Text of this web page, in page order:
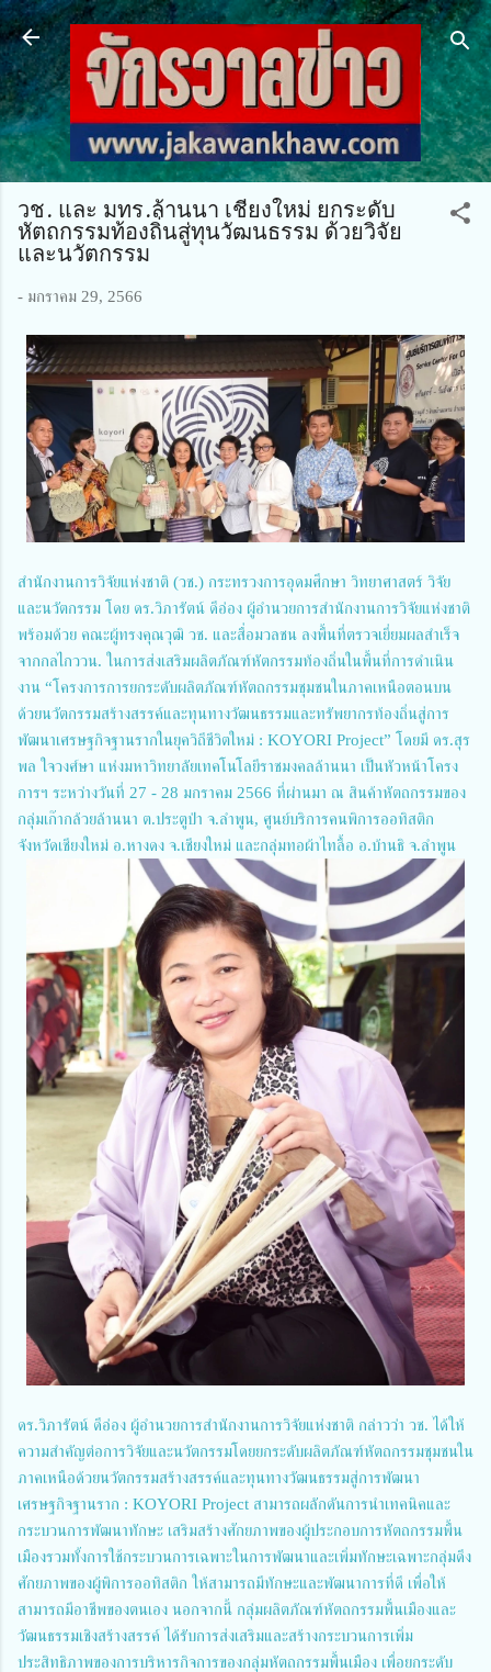
ข้ามไปที่เนื้อหาหลัก
วช. และ มทร.ล้านนา เชียงใหม่ ยกระดับ
หัตถกรรมท้องถิ่นสู่ทุนวัฒนธรรม ด้วยวิจัย
และนวัตกรรม
- มกราคม 29, 2566
สำนักงานการวิจัยแห่งชาติ (วช.) กระทรวงการอุดมศึกษา วิทยาศาสตร์ วิจัย
และนวัตกรรม โดย ดร.วิภารัตน์ ดีอ่อง ผู้อำนวยการสำนักงานการวิจัยแห่งชาติ
พร้อมด้วย คณะผู้ทรงคุณวุฒิ วช. และสื่อมวลชน ลงพื้นที่ตรวจเยี่ยมผลสำเร็จ
จากกลไกววน. ในการส่งเสริมผลิตภัณฑ์หัตกรรมท้องถิ่นในพื้นที่การดำเนิน
งาน “โครงการการยกระดับผลิตภัณฑ์หัตถกรรมชุมชนในภาคเหนือตอนบน
ด้วยนวัตกรรมสร้างสรรค์และทุนทางวัฒนธรรมและทรัพยากรท้องถิ่นสู่การ
พัฒนาเศรษฐกิจฐานรากในยุควิถีชีวิตใหม่ : KOYORI Project” โดยมี ดร.สุร
พล ใจวงศ์ษา แห่งมหาวิทยาลัยเทคโนโลยีราชมงคลล้านนา เป็นหัวหน้าโครง
การฯ ระหว่างวันที่ 27 - 28 มกราคม 2566 ที่ผ่านมา ณ สินค้าหัตถกรรมของ
กลุ่มเก๊ากล้วยล้านนา ต.ประตูป่า จ.ลำพูน, ศูนย์บริการคนพิการออทิสติก
จังหวัดเชียงใหม่ อ.หางดง จ.เชียงใหม่ และกลุ่มทอผ้าไทลื้อ อ.บ้านธิ จ.ลำพูน
ดร.วิภารัตน์ ดีอ่อง ผู้อำนวยการสำนักงานการวิจัยแห่งชาติ กล่าวว่า วช. ได้ให้
ความสำคัญต่อการวิจัยและนวัตกรรมโดยยกระดับผลิตภัณฑ์หัตถกรรมชุมชนใน
ภาคเหนือด้วยนวัตกรรมสร้างสรรค์และทุนทางวัฒนธรรมสู่การพัฒนา
เศรษฐกิจฐานราก : KOYORI Project สามารถผลักดันการนำเทคนิคและ
กระบวนการพัฒนาทักษะ เสริมสร้างศักยภาพของผู้ประกอบการหัตถกรรมพื้น
เมืองรวมทั้งการใช้กระบวนการเฉพาะในการพัฒนาและเพิ่มทักษะเฉพาะกลุ่มดึง
ศักยภาพของผู้พิการออทิสติก ให้สามารถมีทักษะและพัฒนาการที่ดี เพื่อให้
สามารถมีอาชีพของตนเอง นอกจากนี้ กลุ่มผลิตภัณฑ์หัตถกรรมพื้นเมืองและ
วัฒนธรรมเชิงสร้างสรรค์ ได้รับการส่งเสริมและสร้างกระบวนการเพิ่ม
ประสิทธิภาพของการบริหารกิจการของกลุ่มหัตถกรรมพื้นเมือง เพื่อยกระดับ